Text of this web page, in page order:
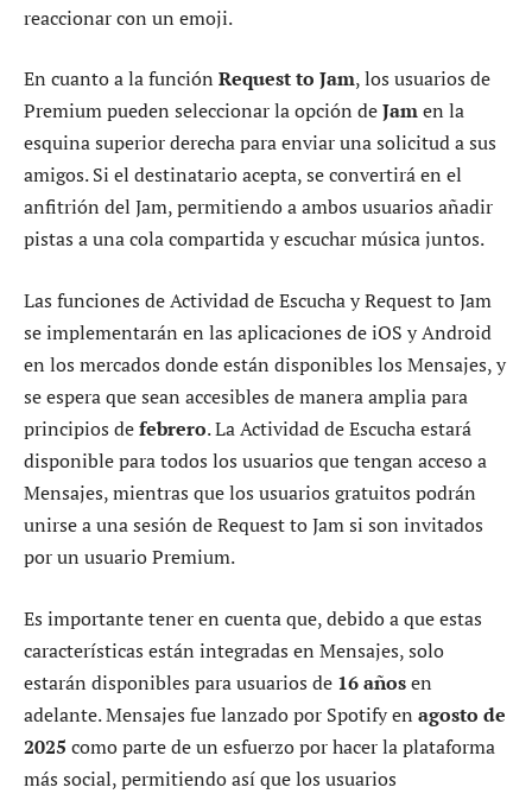
reaccionar con un emoji.
En cuanto a la función Request to Jam, los usuarios de
Premium pueden seleccionar la opción deJamen la
esquina superior derecha para enviar una solicitud a sus
amigos. Si el destinatario acepta, se convertirá en el
anfitrión del Jam, permitiendo a ambos usuarios añadir
pistas a una cola compartida y escuchar música juntos.
Las funciones de Actividad de Escucha y Request to Jam
se implementarán en las aplicaciones de iOS y Android
en los mercados donde están disponibles los Mensajes, y
se espera que sean accesibles de manera amplia para
principios defebrero. La Actividad de Escucha estará
disponible para todos los usuarios que tengan acceso a
Mensajes, mientras que los usuarios gratuitos podrán
unirse a una sesión de Request to Jam si son invitados
por un usuario Premium.
Es importante tener en cuenta que, debido a que estas
características están integradas en Mensajes, solo
estarán disponibles para usuarios de 16 añosen
adelante. Mensajes fue lanzado por Spotify en agosto de
2025 como parte de un esfuerzo por hacer la plataforma
más social, permitiendo así que los usuarios